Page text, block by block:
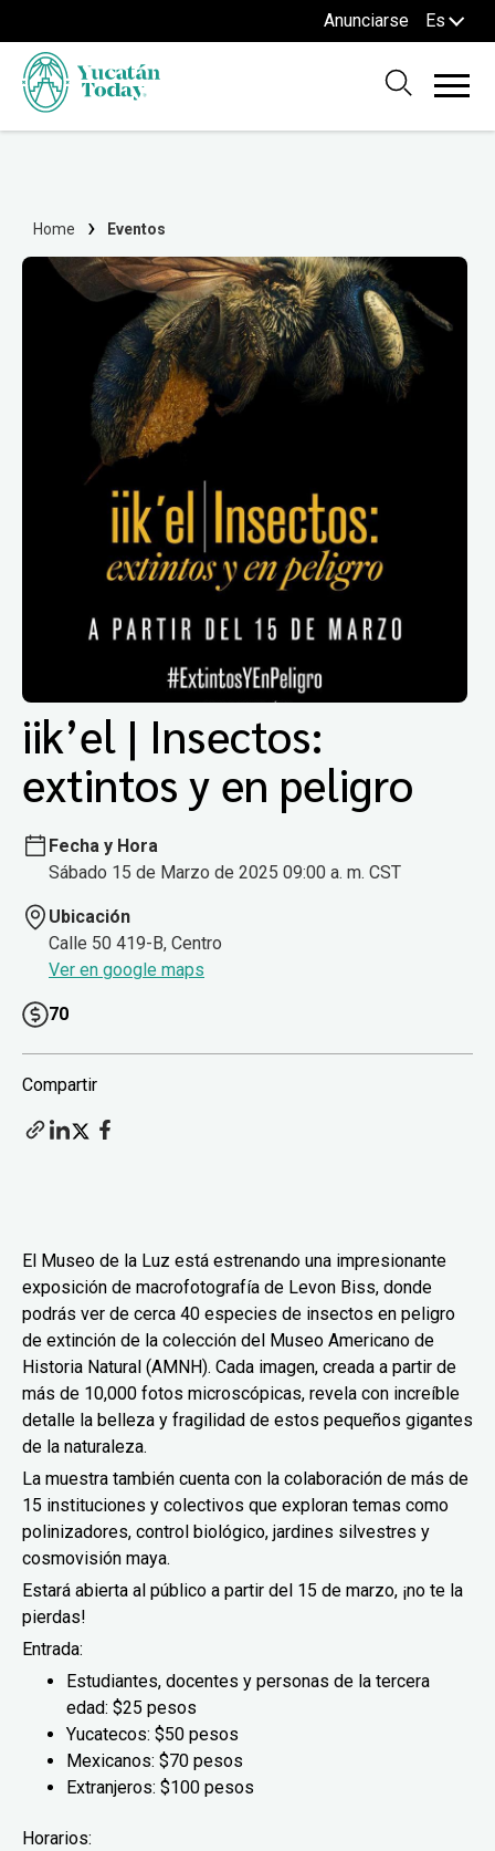
Anunciarse Es
Home Eventos
iik’el | Insectos:
extintos y en peligro
Fecha y Hora
Sábado 15 de Marzo de 2025 09:00 a. m. CST
Ubicación
Calle 50 419-B, Centro
Ver en google maps
70
Compartir
El Museo de la Luz está estrenando una impresionante
exposición de macrofotografía de Levon Biss, donde
podrás ver de cerca 40 especies de insectos en peligro
de extinción de la colección del Museo Americano de
Historia Natural (AMNH). Cada imagen, creada a partir de
más de 10,000 fotos microscópicas, revela con increíble
detalle la belleza y fragilidad de estos pequeños gigantes
de la naturaleza.
La muestra también cuenta con la colaboración de más de
15 instituciones y colectivos que exploran temas como
polinizadores, control biológico, jardines silvestres y
cosmovisión maya.
Estará abierta al público a partir del 15 de marzo, ¡no te la
pierdas!
Entrada:
Estudiantes, docentes y personas de la tercera
edad: $25 pesos
Yucatecos: $50 pesos
Mexicanos: $70 pesos
Extranjeros: $100 pesos
Horarios: